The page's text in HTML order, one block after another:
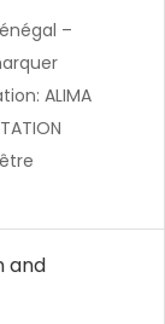
–
ALIMA
and